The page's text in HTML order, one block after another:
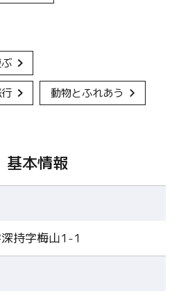
動物とふれあう
基本情報
持字梅山1-1